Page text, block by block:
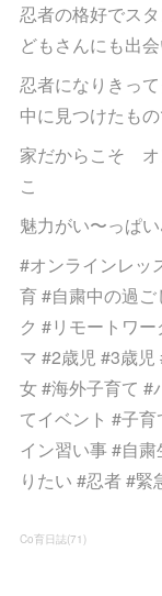
忍者の格好でス
どもさんにも出
忍者になりきっ
中に見つけたも
家だからこそ オ
こ
魅力がい〜っぱ
#オンラインレッ
育 #自粛中の過
ク #リモートワ
マ #2歳児 #3歳
女 #海外子育て #
てイベント #子
イン習い事 #自
りたい #忍者 #
Co育日誌(71)